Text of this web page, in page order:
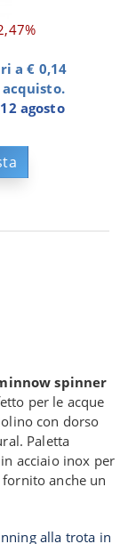
a € 0,14
agosto
spinner
per le acque
con dorso
Paletta
acciaio inox per
anche un
alla trota in